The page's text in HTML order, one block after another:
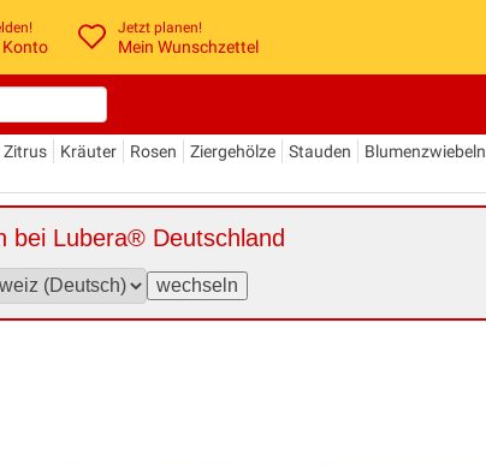
Konto
Jetzt planen!
Mein Wunschzettel
Zitrus Kräuter Rosen Ziergehölze Stauden Blumenzwiebeln
bei Lubera® Deutschland